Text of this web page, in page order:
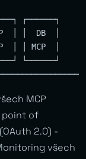
┌──────┐
│ │  DB  │
│ │ MCP  │
└──────┘
MCP
point of
2.0) -
všech